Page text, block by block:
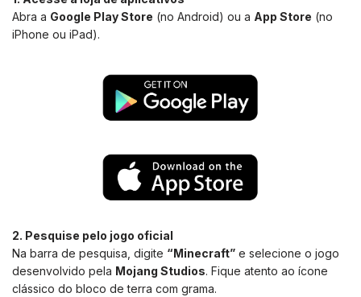
Abra a Google Play Store (no Android) ou a App Store (no
iPhone ou iPad).
2. Pesquise pelo jogo oficial
Na barra de pesquisa, digite “Minecraft” e selecione o jogo
desenvolvido pela Mojang Studios. Fique atento ao ícone
clássico do bloco de terra com grama.